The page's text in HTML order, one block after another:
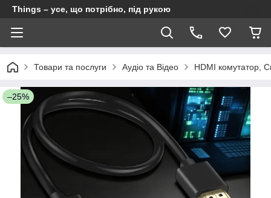
Things – усе, що потрібно, під рукою
Товари та послуги Аудіо та Відео HDMI комутатор,
–25%